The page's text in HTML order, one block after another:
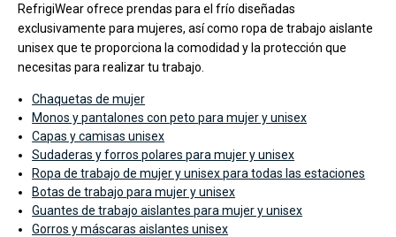
RefrigiWear ofrece prendas para el frío diseñadas
exclusivamente para mujeres, así como ropa de trabajo aislante
unisex que te proporciona la comodidad y la protección que
necesitas para realizar tu trabajo.
Chaquetas de mujer
Monos y pantalones con peto para mujer y unisex
Capas y camisas unisex
Sudaderas y forros polares para mujer y unisex
Ropa de trabajo de mujer y unisex para todas las estaciones
Botas de trabajo para mujer y unisex
Guantes de trabajo aislantes para mujer y unisex
Gorros y máscaras aislantes unisex